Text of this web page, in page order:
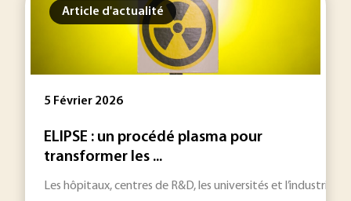
Article d'actualité
5 Février 2026
ELIPSE : un procédé plasma pour
transformer les ...
Les hôpitaux, centres de R&D, les universités et l’industrie